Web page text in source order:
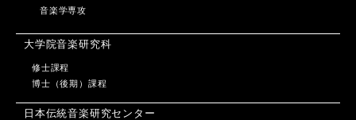
音楽学専攻
大学院音楽研究科
修士課程
博士（後期）課程
日本伝統音楽研究センター